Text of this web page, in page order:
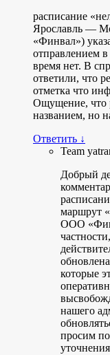
расписание
Ярославль —
«Финвал»)
отправлением
время нет. В
ответили, что
отметка что
Ощущение, что
названием, но
Ответить ↓
Team
Добрый
маршрут
ООО
которые
нашего
просим